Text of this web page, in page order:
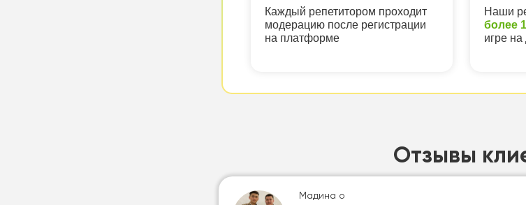
Каждый репетитором проходит
модерацию после регистрации
на платформе
Наши
более
игре
Отзывы
Мадина о